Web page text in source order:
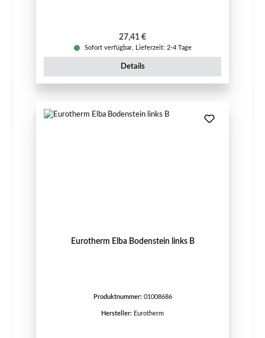
Regulärer Preis:
27,41 €
Sofort verfügbar, Lieferzeit: 2-4 Tage
Details
Eurotherm Elba Bodenstein links B
Produktnummer: 01008686
Hersteller: Eurotherm